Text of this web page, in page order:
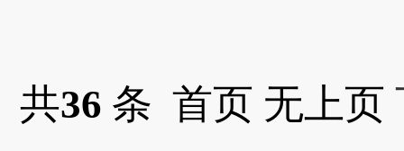
共36 条 首页 无上页